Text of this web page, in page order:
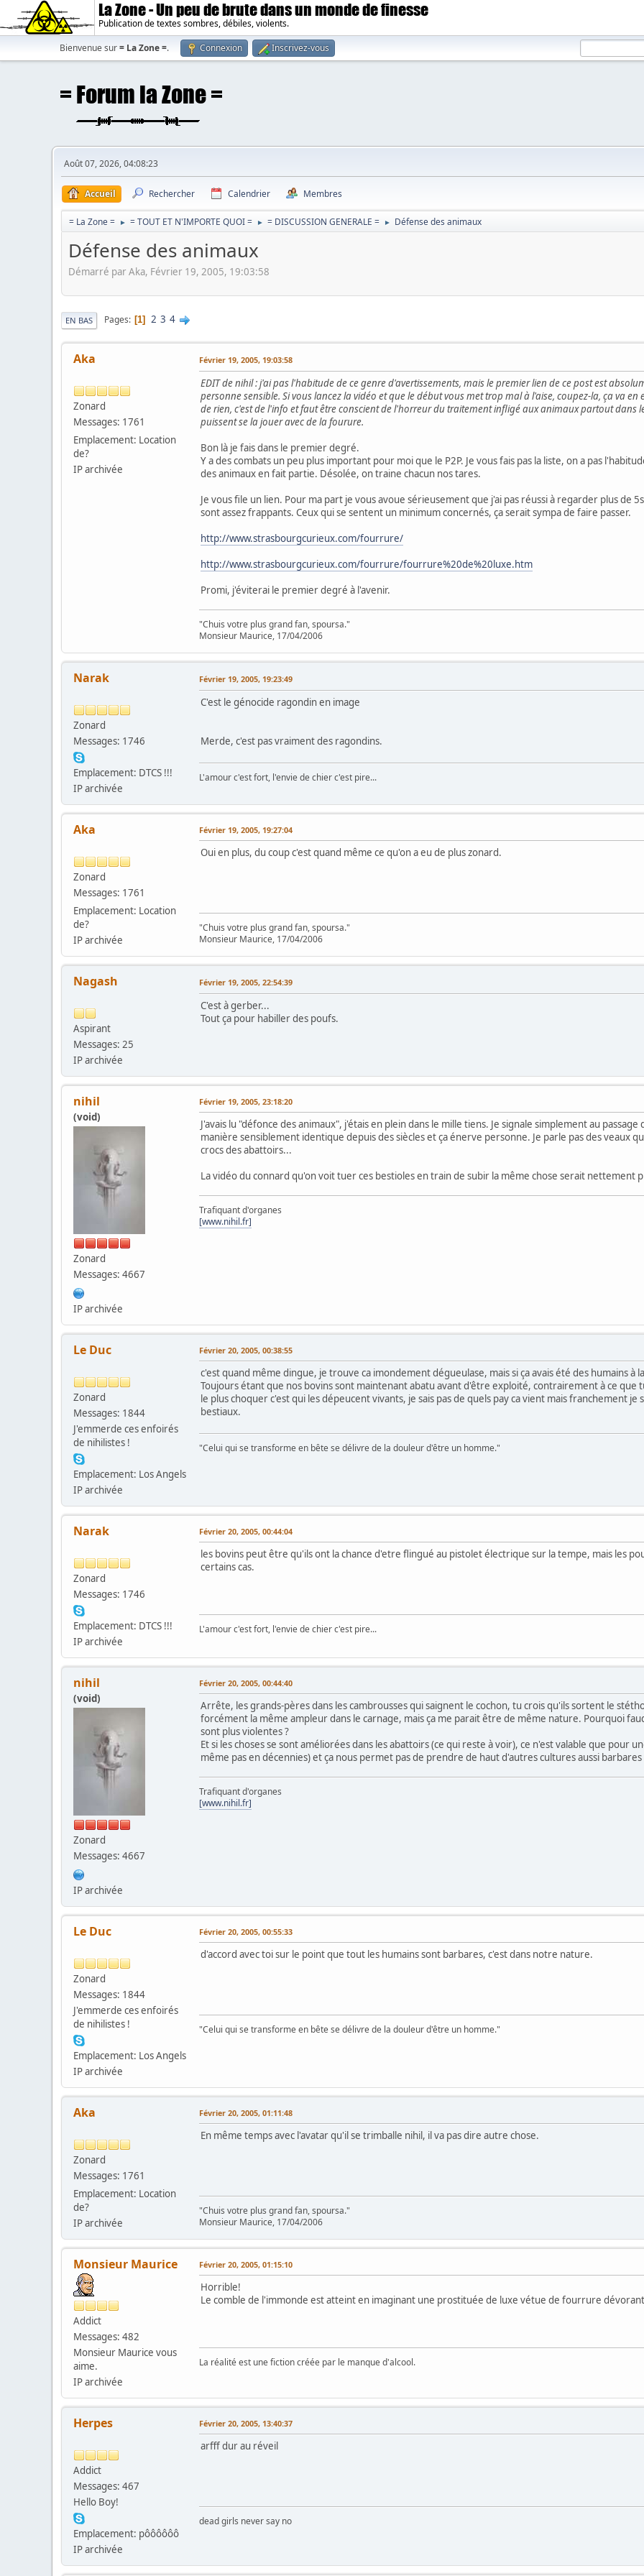
La Zone - Un peu de brute dans un monde de finesse
Publication de textes sombres, débiles, violents.
Bienvenue sur= La Zone =. Connexion Inscrivez-vous
Août 07, 2026, 04:08:23
Accueil Rechercher Calendrier Membres
= La Zone = ► = TOUT ET N'IMPORTE QUOI = ► = DISCUSSION GENERALE = ► Défense des animaux
Défense des animaux
Démarré par Aka, Février 19, 2005, 19:03:58
EN BAS Pages 1 2 3 4
Aka
Zonard
Messages: 1761
Emplacement: Location
de?
IP archivée
Février 19, 2005, 19:03:58
EDIT de nihil : j'ai pas l'habitude de ce genre d'avertissements, mais le premier lien de ce post est
personne sensible. Si vous lancez la vidéo et que le début vous met trop mal à l'aise, coupez-la, ça va
de rien, c'est de l'info et faut être conscient de l'horreur du traitement infligé aux animaux partout dans
puissent se la jouer avec de la fourure.
Bon là je fais dans le premier degré.
Y a des combats un peu plus important pour moi que le P2P. Je vous fais pas la liste, on a pas
des animaux en fait partie. Désolée, on traine chacun nos tares.
Je vous file un lien. Pour ma part je vous avoue sérieusement que j'ai pas réussi à regarder plus de
sont assez frappants. Ceux qui se sentent un minimum concernés, ça serait sympa de faire passer.
http://www.strasbourgcurieux.com/fourrure/
http://www.strasbourgcurieux.com/fourrure/fourrure%20de%20luxe.htm
Promi, j'éviterai le premier degré à l'avenir.
"Chuis votre plus grand fan, spoursa."
Monsieur Maurice, 17/04/2006
Narak
Zonard
Messages: 1746
Emplacement: DTCS !!!
IP archivée
Février 19, 2005, 19:23:49
C'est le génocide ragondin en image
Merde, c'est pas vraiment des ragondins.
L'amour c'est fort, l'envie de chier c'est pire...
Aka
Zonard
Messages: 1761
Emplacement: Location
de?
IP archivée
Février 19, 2005, 19:27:04
Oui en plus, du coup c'est quand même ce qu'on a eu de plus zonard.
"Chuis votre plus grand fan, spoursa."
Monsieur Maurice, 17/04/2006
Nagash
Aspirant
Messages: 25
IP archivée
Février 19, 2005, 22:54:39
C'est à gerber...
Tout ça pour habiller des poufs.
nihil
(void)
Zonard
Messages: 4667
IP archivée
Février 19, 2005, 23:18:20
J'avais lu "défonce des animaux", j'étais en plein dans le mille tiens. Je signale simplement au
manière sensiblement identique depuis des siècles et ça énerve personne. Je parle pas des veaux
crocs des abattoirs...
La vidéo du connard qu'on voit tuer ces bestioles en train de subir la même chose serait nettement
Trafiquant d'organes
[www.nihil.fr]
Le Duc
Zonard
Messages: 1844
J'emmerde ces enfoirés
de nihilistes !
Emplacement: Los Angels
IP archivée
Février 20, 2005, 00:38:55
c'est quand même dingue, je trouve ca imondement dégueulase, mais si ça avais été des humains à
Toujours étant que nos bovins sont maintenant abatu avant d'être exploité, contrairement à ce que
le plus choquer c'est qui les dépeucent vivants, je sais pas de quels pay ca vient mais franchement je
bestiaux.
"Celui qui se transforme en bête se délivre de la douleur d'être un homme."
Narak
Zonard
Messages: 1746
Emplacement: DTCS !!!
IP archivée
Février 20, 2005, 00:44:04
les bovins peut être qu'ils ont la chance d'etre flingué au pistolet électrique sur la tempe, mais les
certains cas.
L'amour c'est fort, l'envie de chier c'est pire...
nihil
(void)
Zonard
Messages: 4667
IP archivée
Février 20, 2005, 00:44:40
Arrête, les grands-pères dans les cambrousses qui saignent le cochon, tu crois qu'ils sortent le
forcément la même ampleur dans le carnage, mais ça me parait être de même nature. Pourquoi
sont plus violentes ?
Et si les choses se sont améliorées dans les abattoirs (ce qui reste à voir), ce n'est valable que pour
même pas en décennies) et ça nous permet pas de prendre de haut d'autres cultures aussi
Trafiquant d'organes
[www.nihil.fr]
Le Duc
Zonard
Messages: 1844
J'emmerde ces enfoirés
de nihilistes !
Emplacement: Los Angels
IP archivée
Février 20, 2005, 00:55:33
d'accord avec toi sur le point que tout les humains sont barbares, c'est dans notre nature.
"Celui qui se transforme en bête se délivre de la douleur d'être un homme."
Aka
Zonard
Messages: 1761
Emplacement: Location
de?
IP archivée
Février 20, 2005, 01:11:48
En même temps avec l'avatar qu'il se trimballe nihil, il va pas dire autre chose.
"Chuis votre plus grand fan, spoursa."
Monsieur Maurice, 17/04/2006
Monsieur Maurice
Addict
Messages: 482
Monsieur Maurice vous
aime.
IP archivée
Février 20, 2005, 01:15:10
Horrible!
Le comble de l'immonde est atteint en imaginant une prostituée de luxe vétue de fourrure
La réalité est une fiction créée par le manque d'alcool.
Herpes
Addict
Messages: 467
Hello Boy!
Emplacement: pôôôôôô
IP archivée
Février 20, 2005, 13:40:37
arfff dur au réveil
dead girls never say no